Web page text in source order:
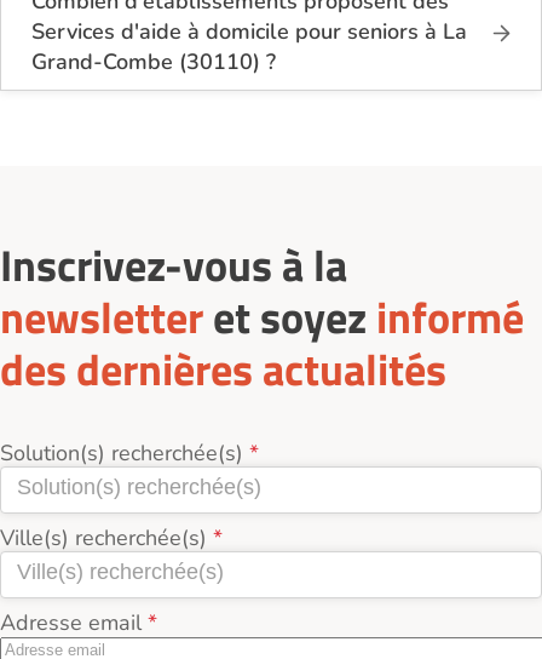
Services d'aide à domicile pour seniors à La
Grand-Combe (30110) ?
Sur le site Logement-seniors.com, on recense
Inscrivez-vous à la
newsletteret soyez informé
des dernières actualités
Solution(s) recherchée(s)
Ville(s) recherchée(s)
Adresse email